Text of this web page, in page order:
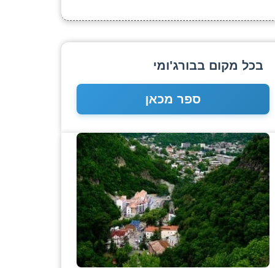
בכל מקום בבורג'ומי
ספר מכאן